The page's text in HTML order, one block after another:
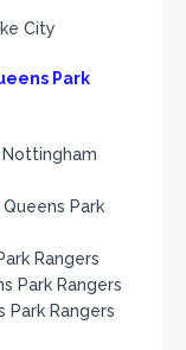
City
Park
Park
Rangers
Park Rangers
Rangers